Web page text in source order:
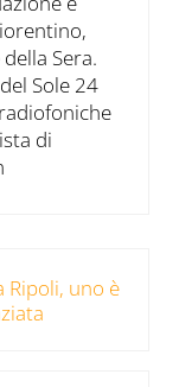
Sera.
Sole 24
di
Ripoli, uno è